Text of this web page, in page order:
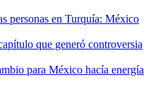
personas en Turquía: México
que generó controversia
para México hacía energía